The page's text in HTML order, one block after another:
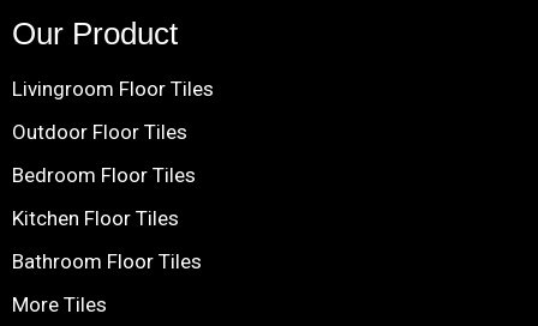
Our Product
Livingroom Floor Tiles
Outdoor Floor Tiles
Bedroom Floor Tiles
Kitchen Floor Tiles
Bathroom Floor Tiles
More Tiles